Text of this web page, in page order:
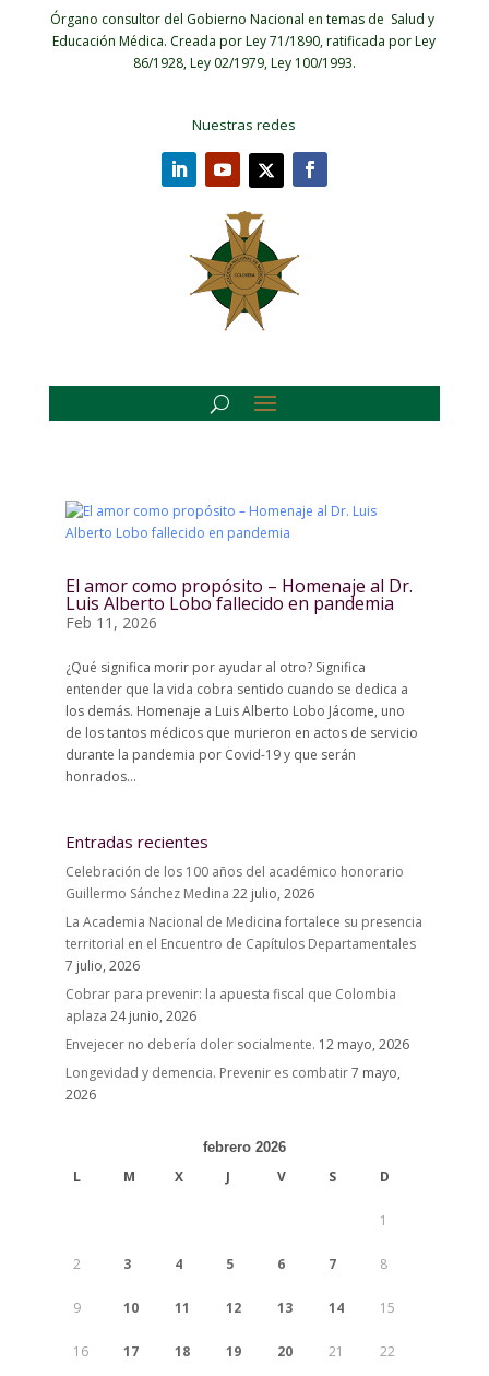
Órgano consultor del Gobierno Nacional en temas de Salud y
Educación Médica. Creada por Ley 71/1890, ratificada por Ley
86/1928, Ley 02/1979, Ley 100/1993.
Nuestras redes
El amor como propósito – Homenaje al Dr.
Luis Alberto Lobo fallecido en pandemia
Feb 11, 2026
¿Qué significa morir por ayudar al otro? Significa
entender que la vida cobra sentido cuando se dedica a
los demás. Homenaje a Luis Alberto Lobo Jácome, uno
de los tantos médicos que murieron en actos de servicio
durante la pandemia por Covid-19 y que serán
honrados...
Entradas recientes
Celebración de los 100 años del académico honorario
Guillermo Sánchez Medina 22 julio, 2026
La Academia Nacional de Medicina fortalece su presencia
territorial en el Encuentro de Capítulos Departamentales
7 julio, 2026
Cobrar para prevenir: la apuesta fiscal que Colombia
aplaza 24 junio, 2026
Envejecer no debería doler socialmente. 12 mayo, 2026
Longevidad y demencia. Prevenir es combatir7 mayo,
2026
febrero 2026
L M X J V S D
1
2 3 4 5 6 7 8
9 10 11 12 13 14 15
16 17 18 19 20 21 22